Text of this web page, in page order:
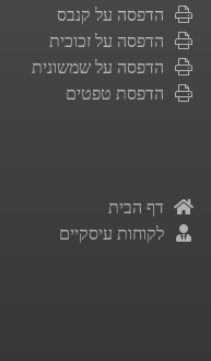
הדפסה על קנבס
הדפסה על זכוכית
הדפסה על שמשונית
הדפסת טפטים
דף הבית
לקוחות עיסקיים